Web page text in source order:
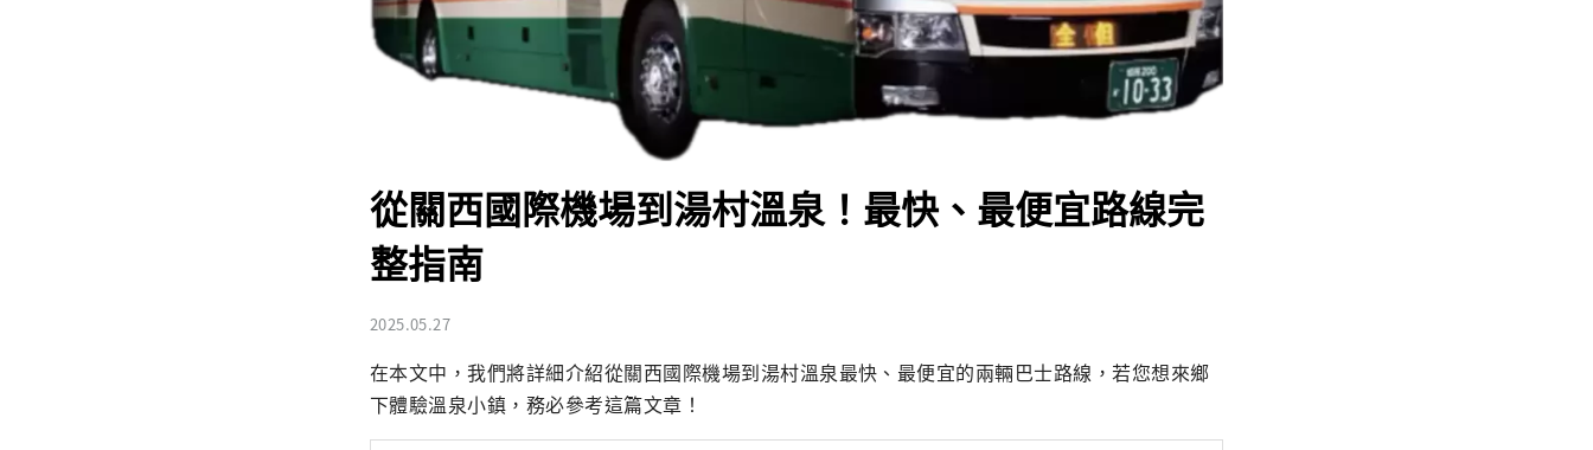
從關西國際機場到湯村溫泉！最快、最便宜路線完
整指南
2025.05.27
在本文中，我們將詳細介紹從關西國際機場到湯村溫泉最快、最便宜的兩輛巴士路線，若您想來鄉
下體驗溫泉小鎮，務必參考這篇文章！